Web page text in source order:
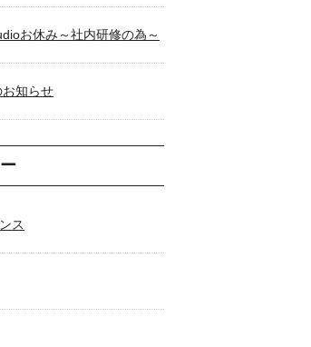
お休み～社内研修の為～
知らせ
ス